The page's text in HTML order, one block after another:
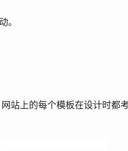
。
站上的每个模板在设计时都